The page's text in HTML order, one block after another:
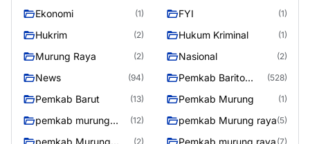
RAYA
Ekonomi (1) FYI (1)
Hukrim (2) Hukum Kriminal (1)
Murung Raya (2) Nasional (2)
News (94)
Pemkab Barito
Utara
(528)
Pemkab Barut (13) Pemkab Murung (1)
pemkab murung
(12) pemkab Murung raya(5)
(2) (7)